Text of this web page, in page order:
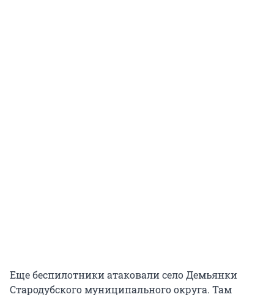
Еще беспилотники атаковали село Демьянки
Стародубского муниципального округа. Там